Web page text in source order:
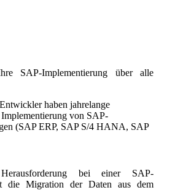
SAP-Implementierung über alle
haben jahrelange
von SAP-
(SAP ERP, SAP S/4 HANA, SAP
bei einer SAP-
die Migration der Daten aus dem